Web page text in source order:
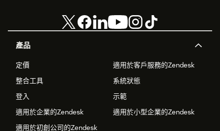
產品
定價
適用於客戶服務的Zendesk
整合工具
系統狀態
登入
示範
適用於企業的Zendesk
適用於小型企業的Zendesk
適用於初創公司的Zendesk